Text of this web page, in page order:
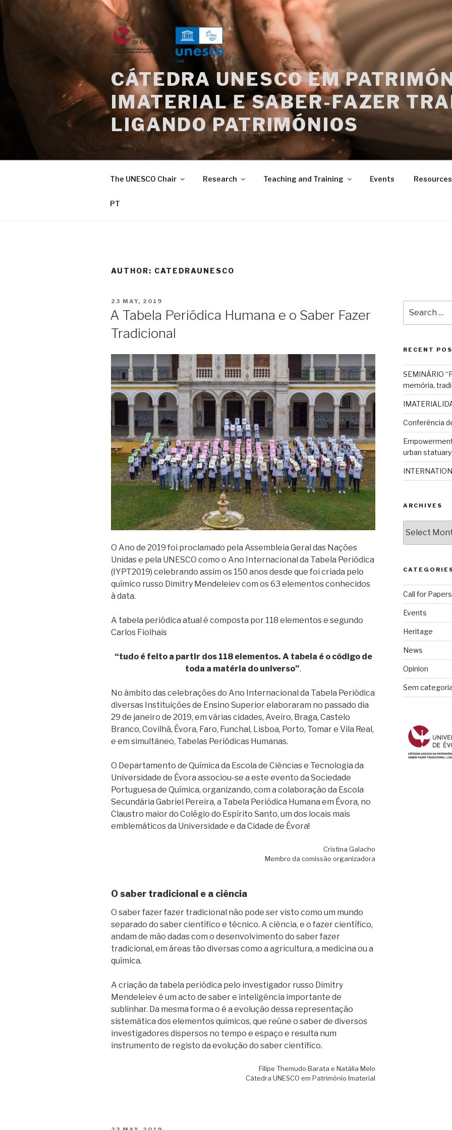
CÁTEDRA UNESCO EM
IMATERIAL E SABER-FAZER
LIGANDO PATRIMÓNIOS
The UNESCO Chair Research Teaching and Training Events Resources
PT
AUTHOR: CATEDRAUNESCO
POSTED
23 MAY, 2019
A Tabela Periódica Humana e o Saber Fazer
Tradicional
O Ano de 2019 foi proclamado pela Assembleia Geral das Nações
Unidas e pela UNESCO como o Ano Internacional da Tabela Periódica
(IYPT2019) celebrando assim os 150 anos desde que foi criada pelo
químico russo Dimitry Mendeleiev com os 63 elementos conhecidos
à data.
A tabela periódica atual é composta por 118 elementos e segundo
Carlos Fiolhais
“tudo é feito a partir dos 118 elementos. A tabela é o código de
toda a matéria do universo”.
No âmbito das celebrações do Ano Internacional da Tabela Periódica
diversas Instituições de Ensino Superior elaboraram no passado dia
29 de janeiro de 2019, em várias cidades, Aveiro, Braga, Castelo
Branco, Covilhã, Évora, Faro, Funchal, Lisboa, Porto, Tomar e Vila Real,
e em simultâneo, Tabelas Periódicas Humanas.
O Departamento de Química da Escola de Ciências e Tecnologia da
Universidade de Évora associou-se a este evento da Sociedade
Portuguesa de Química, organizando, com a colaboração da Escola
Secundária Gabriel Pereira, a Tabela Periódica Humana em Évora, no
Claustro maior do Colégio do Espírito Santo, um dos locais mais
emblemáticos da Universidade e da Cidade de Évora!
Cristina Galacho
Membro da comissão organizadora
O saber tradicional e a ciência
O saber fazer fazer tradicional não pode ser visto como um mundo
separado do saber científico e técnico. A ciência, e o fazer científico,
andam de mão dadas com o desenvolvimento do saber fazer
tradicional, em áreas tão diversas como a agricultura, a medicina ou a
química.
A criação da tabela periódica pelo investigador russo Dimitry
Mendeleiev é um acto de saber e inteligência importante de
sublinhar. Da mesma forma o é a evolução dessa representação
sistemática dos elementos químicos, que reúne o saber de diversos
investigadores dispersos no tempo e espaço e resulta num
instrumento de registo da evolução do saber científico.
Filipe Themudo Barata e Natália Melo
Cátedra UNESCO em Património Imaterial
for:
RECENT
SEMINÁRIO
memória,
Conferência
urban
ARCHIVES
Call for Papers
Events
Heritage
News
Opinion
Sem